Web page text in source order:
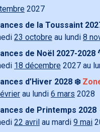
2027
de la Toussaint
23 octobre au lundi 8
de Noël 2027-2028
18 décembre 2027 au
d’Hiver 2028 ❄️
au lundi 6 mars 2028
de Printemps 2028
22 avril au mardi 9 mai